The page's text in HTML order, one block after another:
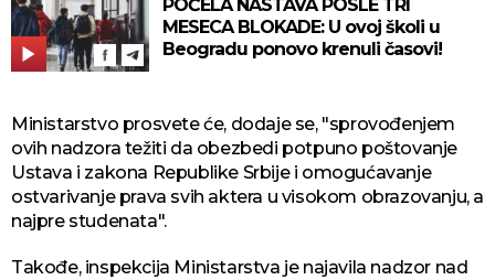
POČELA NASTAVA POSLE TRI
MESECA BLOKADE: U ovoj školi u
Beogradu ponovo krenuli časovi!
Ministarstvo prosvete će, dodaje se, "sprovođenjem
ovih nadzora težiti da obezbedi potpuno poštovanje
Ustava i zakona Republike Srbije i omogućavanje
ostvarivanje prava svih aktera u visokom obrazovanju, a
najpre studenata".
Takođe, inspekcija Ministarstva je najavila nadzor nad